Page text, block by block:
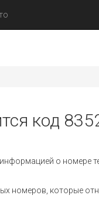
код
о номере
номеров, которые